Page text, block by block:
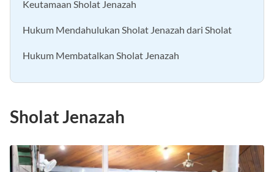
Keutamaan Sholat Jenazah
Hukum Mendahulukan Sholat Jenazah dari Sholat
Hukum Membatalkan Sholat Jenazah
Sholat Jenazah